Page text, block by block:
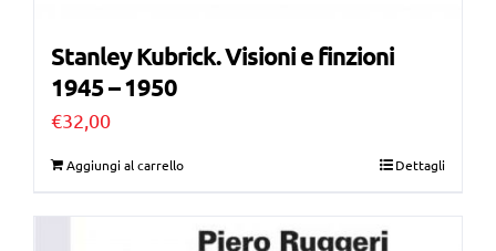
Stanley Kubrick. Visioni e finzioni
1945 – 1950
€32,00
Aggiungi al carrello Dettagli